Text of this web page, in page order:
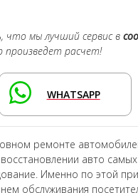
что мы лучший сервис в
расчет!
WHATSAPP
ремонте
авто
Именно по этой
обслуживания